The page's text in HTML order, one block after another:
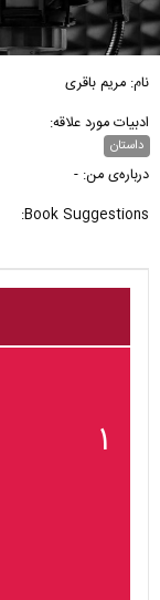
نام: مریم باقری
ادبیات مورد علاقه:
داستان
درباره‌ی من: -
Book Suggestions:
۱